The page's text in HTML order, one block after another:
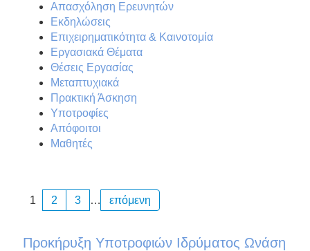
Απασχόληση Ερευνητών
Εκδηλώσεις
Επιχειρηματικότητα & Καινοτομία
Εργασιακά Θέματα
Θέσεις Εργασίας
Μεταπτυχιακά
Πρακτική Άσκηση
Υποτροφίες
Απόφοιτοι
Μαθητές
1 2 3 … επόμενη
Προκήρυξη Υποτροφιών Ιδρύματος Ωνάση